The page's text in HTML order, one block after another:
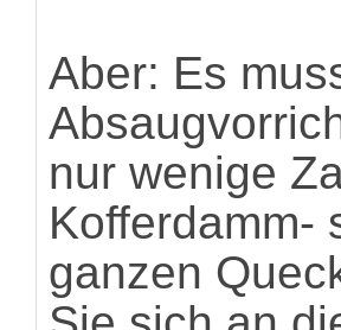
Aber: Es
nur wenige
Kofferdamm-
ganzen